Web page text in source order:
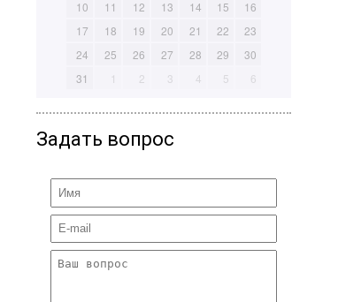
10
11 12 13 14 15
16
17
18 19 20 21 22
23
24
25 26 27 28 29
30
31
1 2 3 4 5 6
Задать вопрос